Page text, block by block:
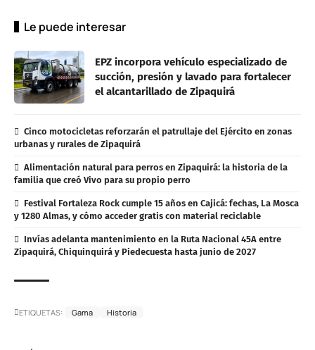
Le puede interesar
EPZ incorpora vehículo especializado de
succión, presión y lavado para fortalecer
el alcantarillado de Zipaquirá
Cinco motocicletas reforzarán el patrullaje del Ejército en zonas
urbanas y rurales de Zipaquirá
Alimentación natural para perros en Zipaquirá: la historia de la
familia que creó Vivo para su propio perro
Festival Fortaleza Rock cumple 15 años en Cajicá: fechas, La Mosca
y 1280 Almas, y cómo acceder gratis con material reciclable
Invías adelanta mantenimiento en la Ruta Nacional 45A entre
Zipaquirá, Chiquinquirá y Piedecuesta hasta junio de 2027
ETIQUETAS: Gama Historia